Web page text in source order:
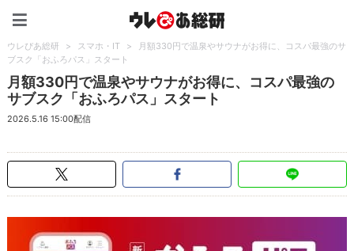
ウレぴあ総研 > スマホ・IT >
月額330円で温泉やサウナがお得に、コスパ最強のサ
ブスク「おふろパス」スタート
月額330円で温泉やサウナがお得に、コスパ最強の
サブスク「おふろパス」スタート
2026.5.16 15:00配信